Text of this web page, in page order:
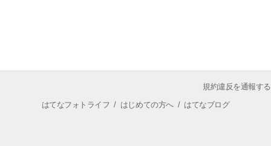
規約違反を通報する
はてなフォトライフ / はじめての方へ/ はてなブログ